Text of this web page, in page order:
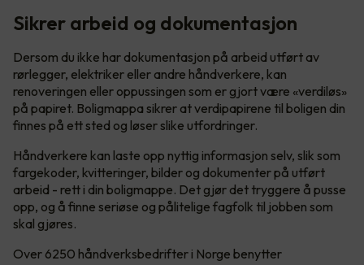
Sikrer arbeid og dokumentasjon
Dersom du ikke har dokumentasjon på arbeid utført av
rørlegger, elektriker eller andre håndverkere, kan
renoveringen eller oppussingen som er gjort være «verdiløs»
på papiret. Boligmappa sikrer at verdipapirene til boligen din
finnes på ett sted og løser slike utfordringer.
Håndverkere kan laste opp nyttig informasjon selv, slik som
fargekoder, kvitteringer, bilder og dokumenter på utført
arbeid - rett i din boligmappe. Det gjør det tryggere å pusse
opp, og å finne seriøse og pålitelige fagfolk til jobben som
skal gjøres.
Over 6250 håndverksbedrifter i Norge benytter